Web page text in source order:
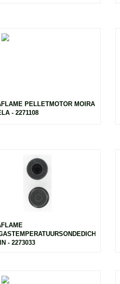
PELLETMOTOR MOIRA
- 2271108
- 2273033